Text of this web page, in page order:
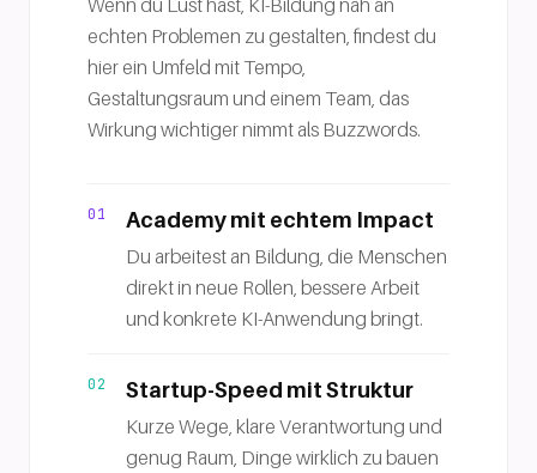
Wenn du Lust hast, KI-Bildung nah an
echten Problemen zu gestalten, findest du
hier ein Umfeld mit Tempo,
Gestaltungsraum und einem Team, das
Wirkung wichtiger nimmt als Buzzwords.
01 Academy mit echtem Impact
Du arbeitest an Bildung, die Menschen
direkt in neue Rollen, bessere Arbeit
und konkrete KI-Anwendung bringt.
02 Startup-Speed mit Struktur
Kurze Wege, klare Verantwortung und
genug Raum, Dinge wirklich zu bauen